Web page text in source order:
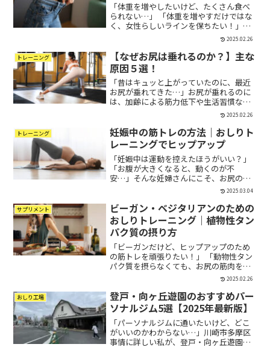
「体重を増やしたいけど、たくさん食べ
られない…」 「体重を増やすだけではな
く、女性らしいラインを保ちたい！」こ
のように感じている女性は意外と多いも
のです。カロリーを増やして体重を増や
すのではなく、筋肉をつけながらボディ
メイクし、理想のシルエ...
2025.02.26
トレーニング
【なぜお尻は垂れるのか？】主な
原因５選！
「昔はキュッと上がっていたのに、最近
お尻が垂れてきた…」お尻が垂れるのに
は、加齢による筋力低下や生活習慣な
ど、さまざまな原因があります。この記
事では、お尻が垂れる原因と、それを改
善するための効果的なトレーニング方法
を詳しく解説します。1.ど...
2025.02.26
トレーニング
妊娠中の筋トレの方法｜おしりト
レーニングでヒップアップ
「妊娠中は運動を控えたほうがいい？」
「お腹が大きくなると、動くのが不
安…」そんな妊婦さんにこそ、お尻のト
レーニング（尻トレ）をおすすめしま
す！妊娠中にお尻の筋肉を鍛えること
は、腰痛の予防、出産時の負担軽減、産
後の体型維持にとても役立ちます。...
2025.03.04
サプリメント
ビーガン・ベジタリアンのための
おしりトレーニング｜植物性タン
パク質の摂り方
「ビーガンだけど、ヒップアップのため
の筋トレを頑張りたい！」 「動物性タン
パク質を摂らなくても、お尻の筋肉をし
っかり育てられる？」このような疑問を
持つ方も多いのではないでしょうか？ヒ
ップアップにおいて筋トレと栄養摂取は
不可欠ですが、特にビー...
2025.02.26
おしり工場
登戸・向ヶ丘遊園のおすすめパー
ソナルジム5選【2025年最新版】
「パーソナルジムに通いたいけど、どこ
がいいのかわからない…」川崎市多摩区
事情に詳しい私が、登戸・向ヶ丘遊園エ